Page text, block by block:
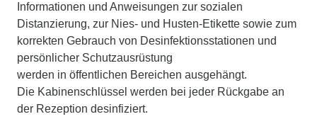
Informationen und Anweisungen zur sozialen
Distanzierung, zur Nies- und Husten-Etikette sowie zum
korrekten Gebrauch von Desinfektionsstationen und
persönlicher Schutzausrüstung
werden in öffentlichen Bereichen ausgehängt.
Die Kabinenschlüssel werden bei jeder Rückgabe an
der Rezeption desinfiziert.